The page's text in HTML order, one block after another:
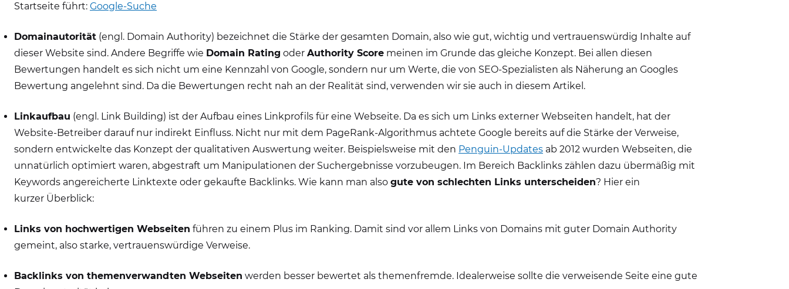
Startseite führt: Google-Suche
Domainautorität (engl. Domain Authority) bezeichnet die Stärke der gesamten Domain, also wie gut, wichtig und vertrauenswürdig Inhalte auf
dieser Website sind. Andere Begriffe wie Domain Rating oder Authority Score meinen im Grunde das gleiche Konzept. Bei allen diesen
Bewertungen handelt es sich nicht um eine Kennzahl von Google, sondern nur um Werte, die von SEO-Spezialisten als Näherung an Googles
Bewertung angelehnt sind. Da die Bewertungen recht nah an der Realität sind, verwenden wir sie auch in diesem Artikel.
Linkaufbau (engl. Link Building) ist der Aufbau eines Linkprofils für eine Webseite. Da es sich um Links externer Webseiten handelt, hat der
Website-Betreiber darauf nur indirekt Einfluss. Nicht nur mit dem PageRank-Algorithmus achtete Google bereits auf die Stärke der Verweise,
sondern entwickelte das Konzept der qualitativen Auswertung weiter. Beispielsweise mit den Penguin-Updates ab 2012 wurden Webseiten, die
unnatürlich optimiert waren, abgestraft um Manipulationen der Suchergebnisse vorzubeugen. Im Bereich Backlinks zählen dazu übermäßig mit
Keywords angereicherte Linktexte oder gekaufte Backlinks. Wie kann man also gute von schlechten Links unterscheiden? Hier ein
kurzer Überblick:
Links von hochwertigen Webseiten führen zu einem Plus im Ranking. Damit sind vor allem Links von Domains mit guter Domain Authority
gemeint, also starke, vertrauenswürdige Verweise.
Backlinks von themenverwandten Webseiten werden besser bewertet als themenfremde. Idealerweise sollte die verweisende Seite eine gute